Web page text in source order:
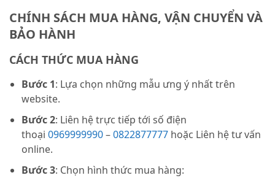
CHÍNH SÁCH MUA HÀNG, VẬN CHUYỂN VÀ
BẢO HÀNH
CÁCH THỨC MUA HÀNG
Bước 1: Lựa chọn những mẫu ưng ý nhất trên
website.
Bước 2: Liên hệ trực tiếp tới số điện
thoại 0969999990–0822877777 hoặc Liên hệ tư vấn
online.
Bước 3: Chọn hình thức mua hàng: